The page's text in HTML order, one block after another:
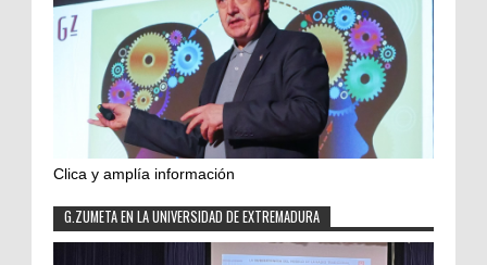
Clica y amplía información
G.ZUMETA EN LA UNIVERSIDAD DE EXTREMADURA